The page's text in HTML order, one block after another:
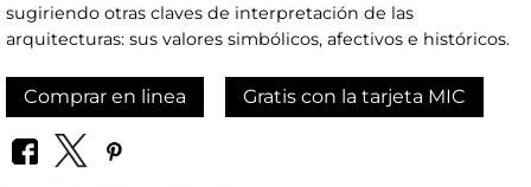
sugiriendo otras claves de interpretación de las
arquitecturas: sus valores simbólicos, afectivos e históricos.
Comprar en linea Gratis con la tarjeta MIC